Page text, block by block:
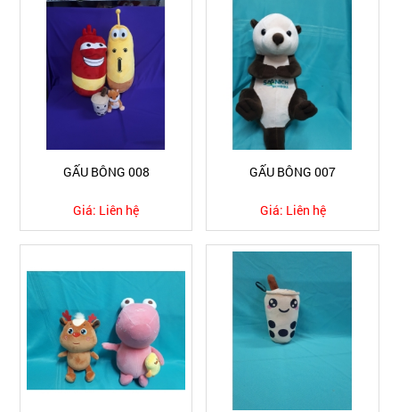
GẤU BÔNG 008
Giá: Liên hệ
GẤU BÔNG 007
Giá: Liên hệ